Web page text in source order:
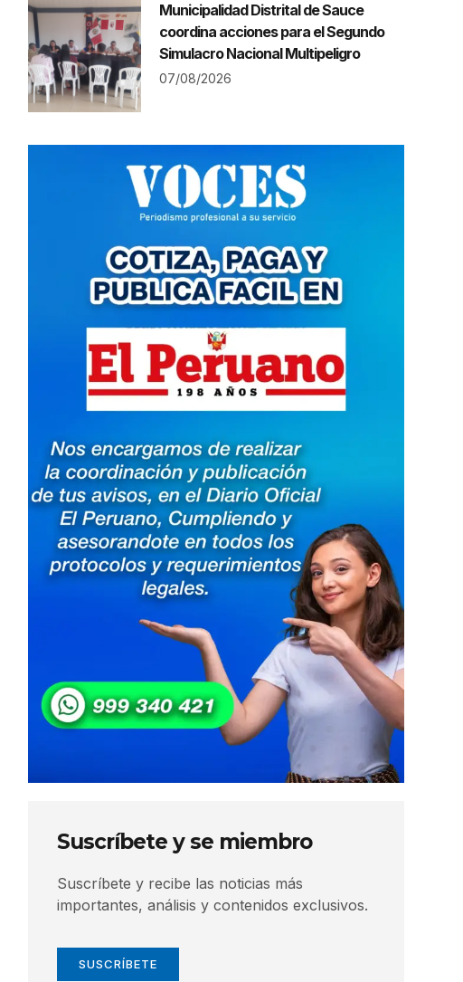
Municipalidad Distrital de Sauce
coordina acciones para el Segundo
Simulacro Nacional Multipeligro
07/08/2026
Suscríbete y se miembro
Suscríbete y recibe las noticias más
importantes, análisis y contenidos exclusivos.
SUSCRÍBETE